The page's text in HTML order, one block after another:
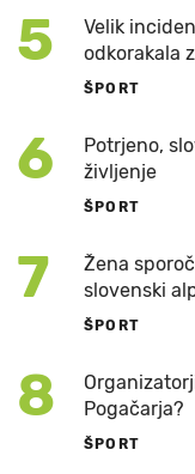
5
Velik
odkorakala
ŠPORT
6
Potrjeno,
življenje
ŠPORT
7
Žena
slovenski
ŠPORT
8
Pogačarja?
ŠPORT